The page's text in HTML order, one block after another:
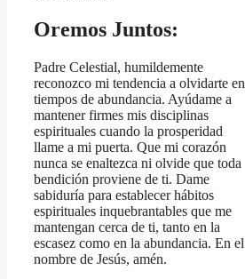
Oremos Juntos:
Padre Celestial, humildemente
reconozco mi tendencia a olvidarte en
tiempos de abundancia. Ayúdame a
mantener firmes mis disciplinas
espirituales cuando la prosperidad
llame a mi puerta. Que mi corazón
nunca se enaltezca ni olvide que toda
bendición proviene de ti. Dame
sabiduría para establecer hábitos
espirituales inquebrantables que me
mantengan cerca de ti, tanto en la
escasez como en la abundancia. En el
nombre de Jesús, amén.